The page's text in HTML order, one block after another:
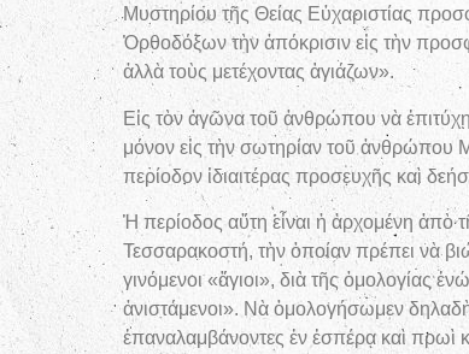
Μυστηρίου τῆς Θείας Εὐχαριστίας
Ὀρθοδόξων τὴν ἀπόκρισιν εἰς τὴν
ἀλλὰ τοὺς μετέχοντας ἁγιάζων».
Εἰς τὸν ἀγῶνα τοῦ ἀνθρώπου νὰ
μόνον εἰς τὴν σωτηρίαν τοῦ ἀνθρώπου
περίοδον ἰδιαιτέρας προσευχῆς καὶ
Ἡ περίοδος αὕτη εἶναι ἡ ἀρχομένη ἀπὸ
Τεσσαρακοστή, τὴν ὁποίαν πρέπει νὰ
γινόμενοι «ἅγιοι», διὰ τῆς ὁμολογίας
ἀνιστάμενοι». Νὰ ὁμολογήσωμεν
ἐπαναλαμβάνοντες ἐν ἑσπέρᾳ καὶ πρωὶ